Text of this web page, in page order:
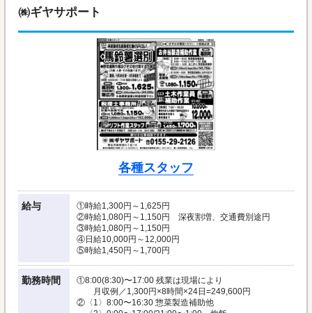
㈱ギヤサポート
各種スタッフ
給与
①時給1,300円～1,625円
②時給1,080円～1,150円 深夜割増、交通費別途円
③時給1,080円～1,150円
④日給10,000円～12,000円
⑤時給1,450円～1,700円
勤務時間
①8:00(8:30)〜17:00 残業は現場により
月収例／1,300円×8時間×24日=249,600円
②〈1〉8:00〜16:30 惣菜製造補助他